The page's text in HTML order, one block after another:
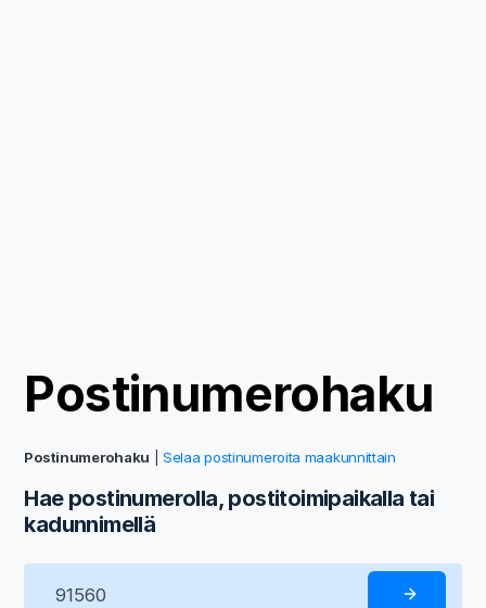
Postinumerohaku
Postinumerohaku |Selaa postinumeroita maakunnittain
Hae postinumerolla, postitoimipaikalla tai
kadunnimellä